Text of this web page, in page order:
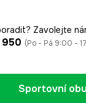
Zavolejte
950 (Po - Pá 9:00 -
Sportovní